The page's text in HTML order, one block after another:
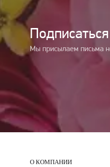
Мы присылаем письма
О КОМПАНИИ